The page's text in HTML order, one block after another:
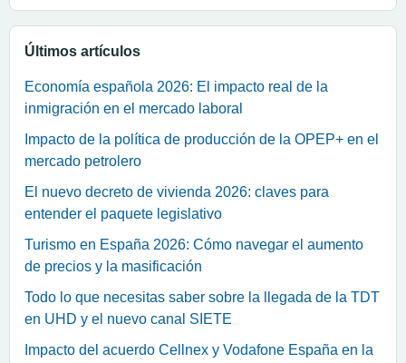
Últimos artículos
Economía española 2026: El impacto real de la
inmigración en el mercado laboral
Impacto de la política de producción de la OPEP+ en el
mercado petrolero
El nuevo decreto de vivienda 2026: claves para
entender el paquete legislativo
Turismo en España 2026: Cómo navegar el aumento
de precios y la masificación
Todo lo que necesitas saber sobre la llegada de la TDT
en UHD y el nuevo canal SIETE
Impacto del acuerdo Cellnex y Vodafone España en la